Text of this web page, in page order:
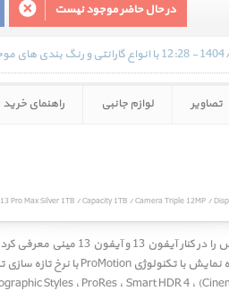
در حال حاضر موجود نیست
تصاویر لوازم جانبی راهنمای خرید